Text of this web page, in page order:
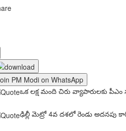
PM Modi on WhatsApp
ఒక లక్ష మంది చిరు వ్యాపారులకు
ఢిల్లీ మెట్రో 4వ దశలో రెండు అదనపు